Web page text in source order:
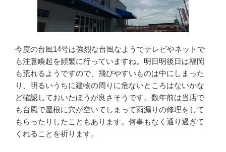
今度の台風14号は強烈な台風なようでテレビやネットで
も注意喚起を頻繁に行っていますね。明日明後日は福岡
も荒れるようですので、飛びやすいものは中にしまった
り、明るいうちに建物の周りに危ないところはないかな
ど確認しておいたほうが良さそうです。数年前は当店で
も台風で屋根に穴が空いてしまって雨漏りの修理をして
もらったりしたこともあります。何事もなく通り過ぎて
くれることを祈ります。